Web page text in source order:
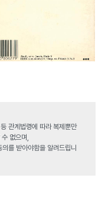
관계법령에 따라 복제뿐만
없으며,
를 받아야함을 알려드립니